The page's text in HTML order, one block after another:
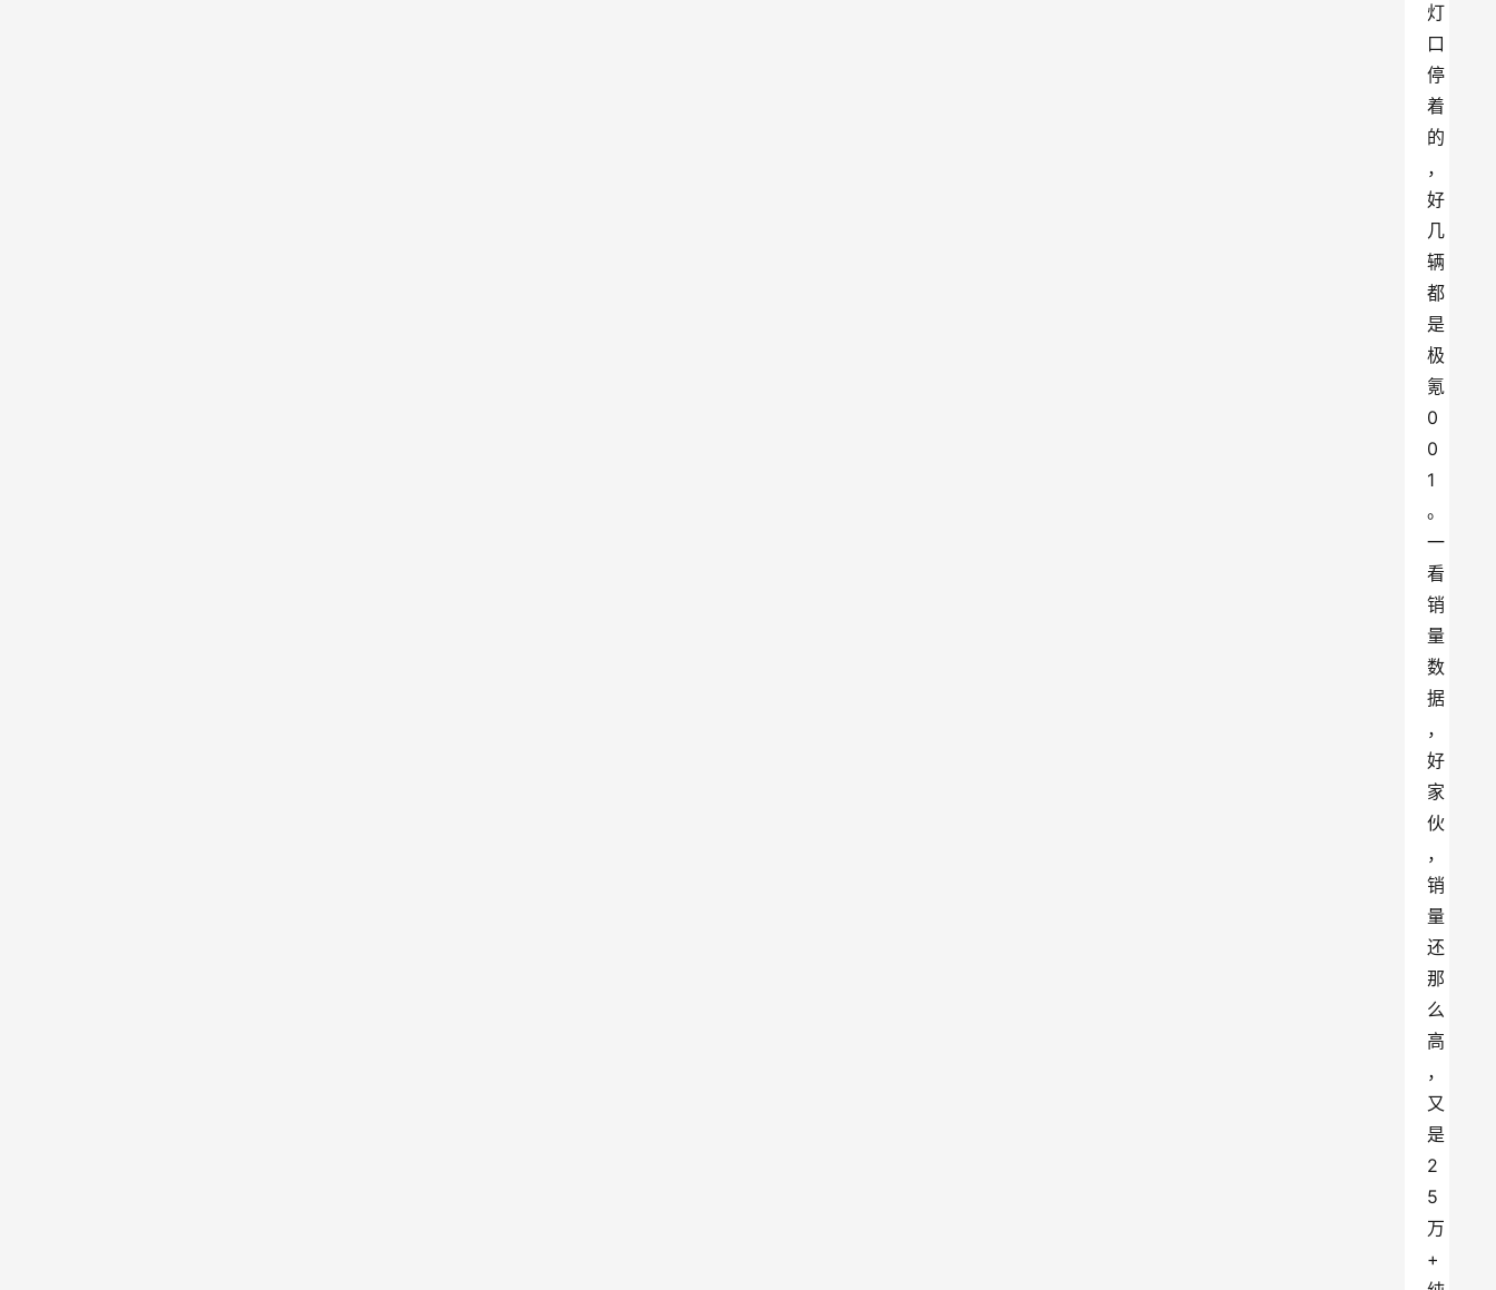
灯
口
停
着
的
，
好
几
辆
都
是
极
氪
0
0
1
。
一
看
销
量
数
据
，
好
家
伙
，
销
量
还
那
么
高
，
又
是
2
5
万
+